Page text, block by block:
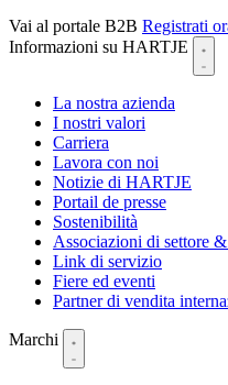
Vai al portale B2B Registrati
Informazioni su HARTJE
La nostra azienda
I nostri valori
Carriera
Lavora con noi
Notizie di HARTJE
Portail de presse
Sostenibilità
Associazioni di settore
Link di servizio
Fiere ed eventi
Partner di vendita
Marchi